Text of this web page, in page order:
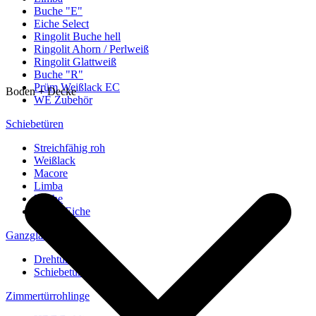
Buche "E"
Eiche Select
Ringolit Buche hell
Ringolit Ahorn / Perlweiß
Ringolit Glattweiß
Buche "R"
Prüm Weißlack EC
WE Zubehör
Schiebetüren
Streichfähig roh
Weißlack
Macore
Limba
Buche
europ. Eiche
Ganzglastüren
Drehtüren
Schiebetüren
Zimmertürrohlinge
Boden + Decke